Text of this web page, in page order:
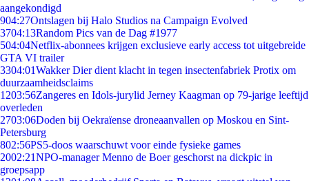
aangekondigd
904:27Ontslagen bij Halo Studios na Campaign Evolved
3704:13Random Pics van de Dag #1977
504:04Netflix-abonnees krijgen exclusieve early access tot uitgebreide
GTA VI trailer
3304:01Wakker Dier dient klacht in tegen insectenfabriek Protix om
duurzaamheidsclaims
1203:56Zangeres en Idols-jurylid Jerney Kaagman op 79-jarige leeftijd
overleden
2703:06Doden bij Oekraïense droneaanvallen op Moskou en Sint-
Petersburg
802:56PS5-doos waarschuwt voor einde fysieke games
2002:21NPO-manager Menno de Boer geschorst na dickpic in
groepsapp